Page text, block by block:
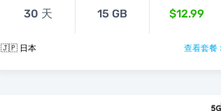
30 天 15 GB $12.99
🇯🇵 日本 查看套餐